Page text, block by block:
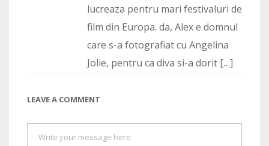
lucreaza pentru mari festivaluri de
film din Europa. da, Alex e domnul
care s-a fotografiat cu Angelina
Jolie, pentru ca diva si-a dorit […]
LEAVE A COMMENT